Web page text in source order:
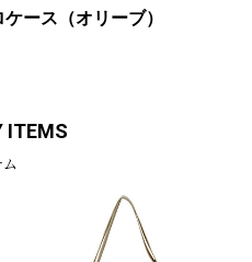
ース（オリーブ）
ITEMS